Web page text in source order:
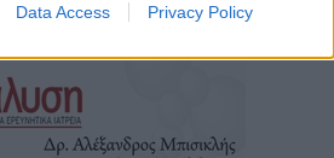
Data Access Privacy Policy